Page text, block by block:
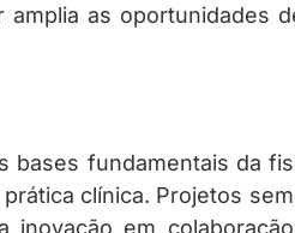
amplia as oportunidades
bases fundamentais da
clínica. Projetos
inovação em